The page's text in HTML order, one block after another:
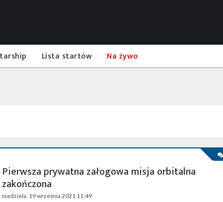
Lista startów Na żywo
Pierwsza prywatna załogowa misja orbitalna
zakończona
niedziela, 19 września 2021 11:49